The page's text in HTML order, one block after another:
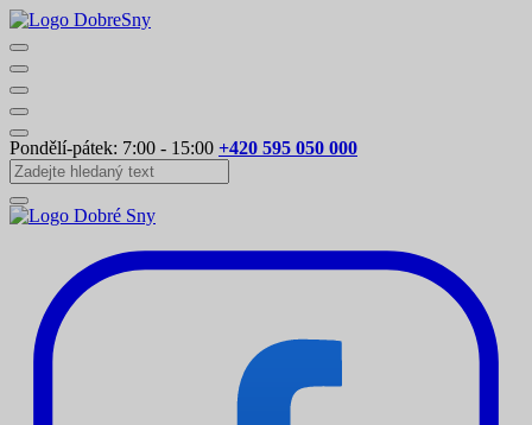
Pondělí-pátek: 7:00 - 15:00 +420 595 050 000